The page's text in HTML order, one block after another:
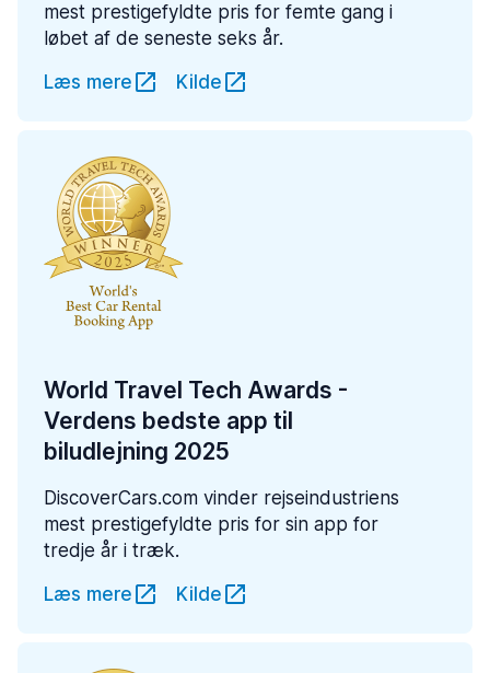
mest prestigefyldte pris for femte gang i
løbet af de seneste seks år.
Læs mere
Kilde
World Travel Tech Awards -
Verdens bedste app til
biludlejning 2025
DiscoverCars.com vinder rejseindustriens
mest prestigefyldte pris for sin app for
tredje år i træk.
Læs mere
Kilde